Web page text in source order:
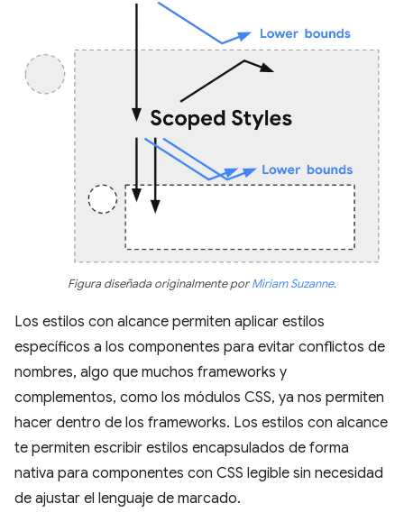
Figura diseñada originalmente porMiriam Suzanne.
Los estilos con alcance permiten aplicar estilos
específicos a los componentes para evitar conflictos de
nombres, algo que muchos frameworks y
complementos, como los módulos CSS, ya nos permiten
hacer dentro de los frameworks. Los estilos con alcance
te permiten escribir estilos encapsulados de forma
nativa para componentes con CSS legible sin necesidad
de ajustar el lenguaje de marcado.